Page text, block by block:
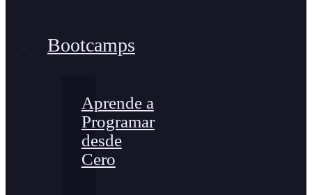
Bootcamps
Aprende a
Programar
desde
Cero